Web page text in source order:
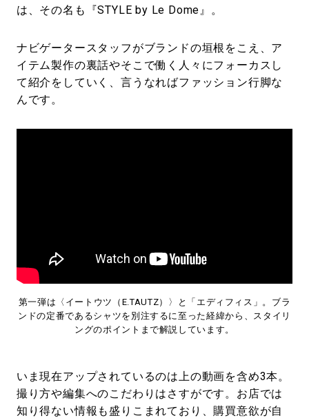
は、その名も『STYLE by Le Dome』。
ナビゲータースタッフがブランドの垣根をこえ、ア
イテム製作の裏話やそこで働く人々にフォーカスし
て紹介をしていく、言うなればファッション行脚な
んです。
第一弾は〈イートウツ（E.TAUTZ）〉と「エディフィス」。ブラ
ンドの定番であるシャツを別注するに至った経緯から、スタイリ
ングのポイントまで解説しています。
いま現在アップされているのは上の動画を含め3本。
撮り方や編集へのこだわりはさすがです。お店では
知り得ない情報も盛りこまれており、購買意欲が自